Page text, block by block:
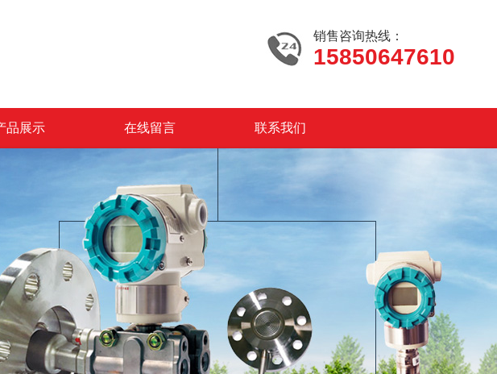
销售咨询热线：
15850647610
品展示 在线留言 联系我们